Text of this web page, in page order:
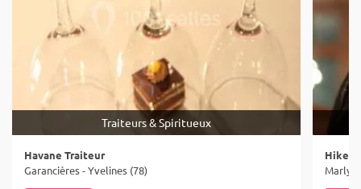
Traiteurs & Spiritueux
Havane Traiteur
Garancières - Yvelines (78)
Hike -
Marly-